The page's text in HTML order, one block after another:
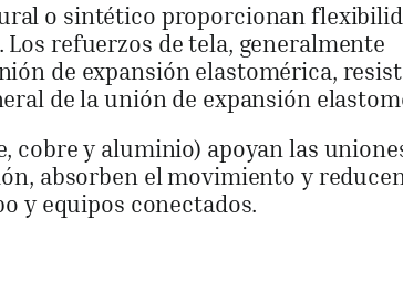
o sintético proporcionan
refuerzos de tela, generalmente
de expansión elastomérica,
de la unión de expansión
y aluminio) apoyan las
absorben el movimiento y
y equipos conectados.